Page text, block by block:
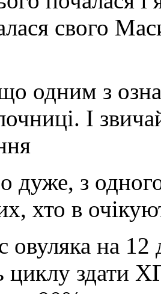
свого
одним з
І
дуже, з
хто в
овуляка на
здати